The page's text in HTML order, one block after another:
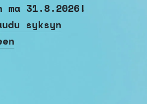
31.8.2026!
syksyn